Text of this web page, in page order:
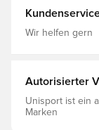
Wir helfen gern
Autorisierter
Unisport ist ein
Marken